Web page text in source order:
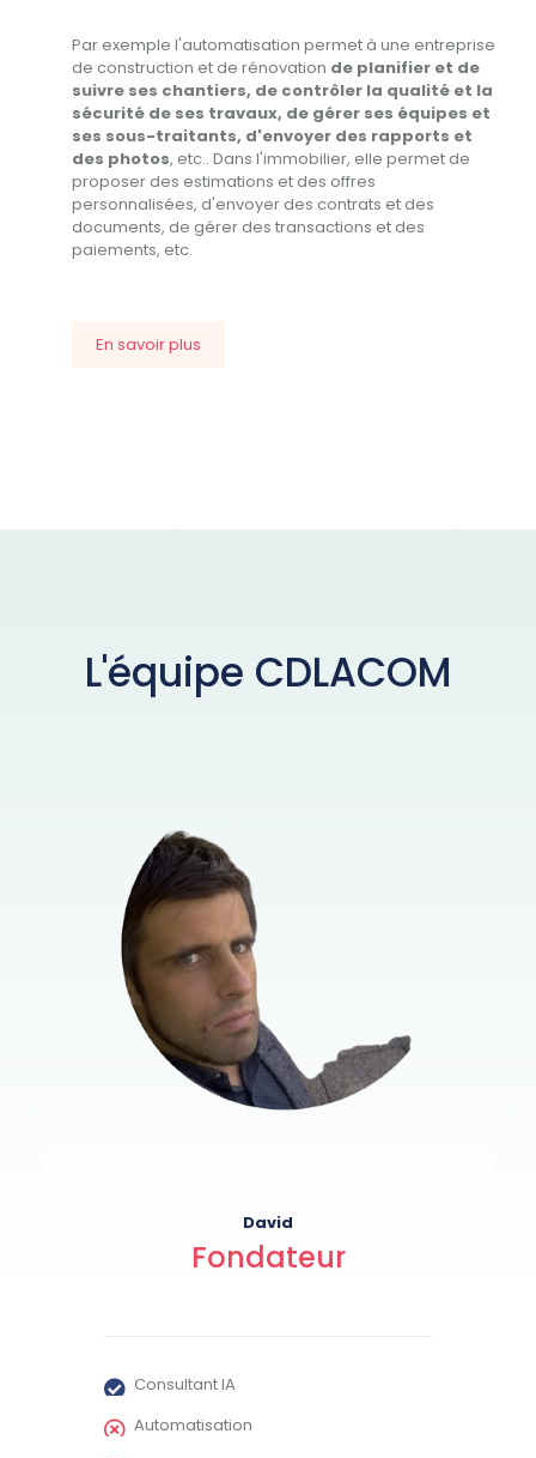
Par exemple l'automatisation permet à une entreprise
de construction et de rénovation de planifier et de
suivre ses chantiers, de contrôler la qualité et la
sécurité de ses travaux, de gérer ses équipes et
ses sous-traitants, d'envoyer des rapports et
des photos, etc.. Dans l'immobilier, elle permet de
proposer des estimations et des offres
personnalisées, d'envoyer des contrats et des
documents, de gérer des transactions et des
paiements, etc.
En savoir plus
L'équipe CDLACOM
David
Fondateur
Consultant IA
Automatisation